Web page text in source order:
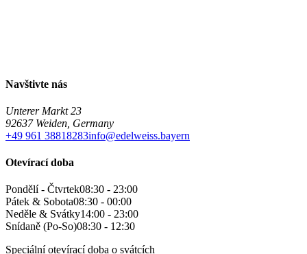
Navštivte nás
Unterer Markt 23
92637 Weiden, Germany
+49 961 38818283info@edelweiss.bayern
Otevírací doba
Pondělí - Čtvrtek08:30 - 23:00
Pátek & Sobota08:30 - 00:00
Neděle & Svátky14:00 - 23:00
Snídaně (Po-So)08:30 - 12:30
Speciální otevírací doba o svátcích